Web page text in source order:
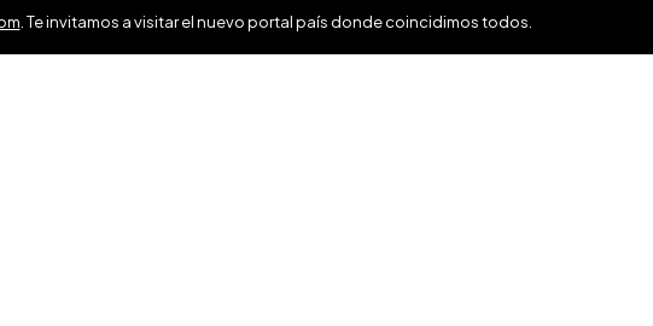
. Te invitamos a visitar el nuevo portal país donde coincidimos todos.